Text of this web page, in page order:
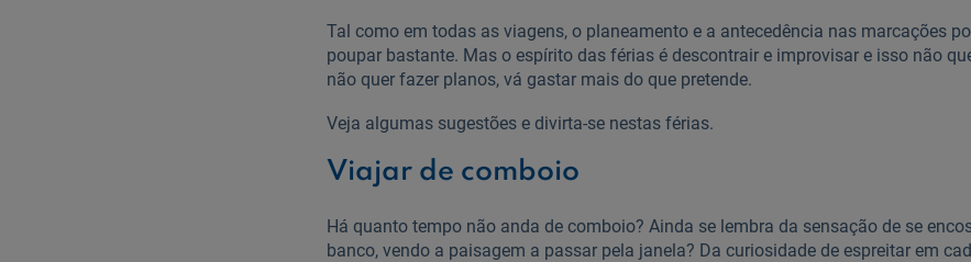
Tal como em todas as viagens, o planeamento e a antecedência nas marcações
poupar bastante. Mas o espírito das férias é descontrair e improvisar e isso não
não quer fazer planos, vá gastar mais do que pretende.
Veja algumas sugestões e divirta-se nestas férias.
Viajar de comboio
Há quanto tempo não anda de comboio? Ainda se lembra da sensação de se
banco, vendo a paisagem a passar pela janela? Da curiosidade de espreitar em